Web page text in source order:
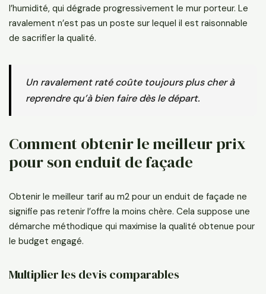
l’humidité, qui dégrade progressivement le mur porteur. Le
ravalement n’est pas un poste sur lequel il est raisonnable
de sacrifier la qualité.
Un ravalement raté coûte toujours plus cher à
reprendre qu’à bien faire dès le départ.
Comment obtenir le meilleur prix
pour son enduit de façade
Obtenir le meilleur tarif au m2 pour un enduit de façade ne
signifie pas retenir l’offre la moins chère. Cela suppose une
démarche méthodique qui maximise la qualité obtenue pour
le budget engagé.
Multiplier les devis comparables